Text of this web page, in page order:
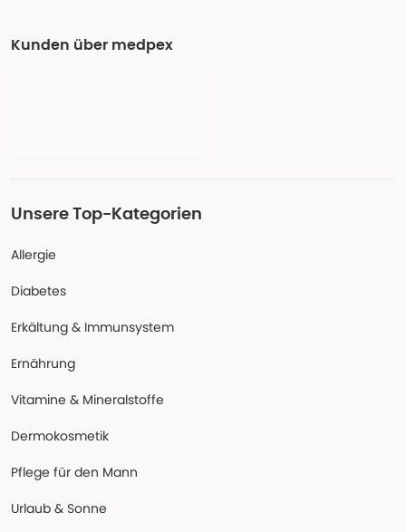
Kunden über medpex
Unsere Top-Kategorien
Allergie
Diabetes
Erkältung & Immunsystem
Ernährung
Vitamine & Mineralstoffe
Dermokosmetik
Pflege für den Mann
Urlaub & Sonne